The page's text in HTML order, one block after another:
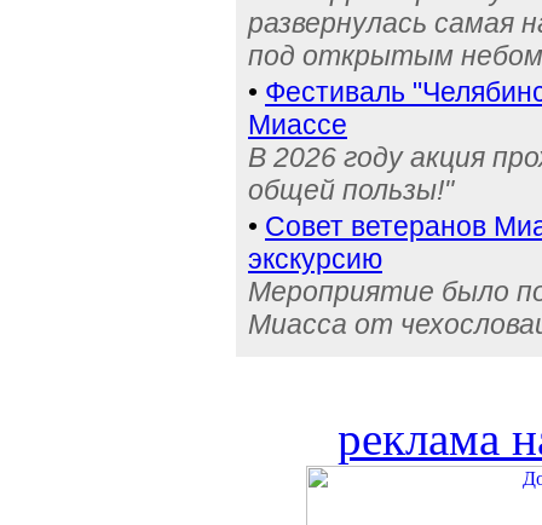
развернулась самая
под открытым небом
• Фестиваль
Миассе
В 2026 году акция
общей пользы!"
• Совет ветеранов
экскурсию
Мероприятие было
Миасса от
реклама